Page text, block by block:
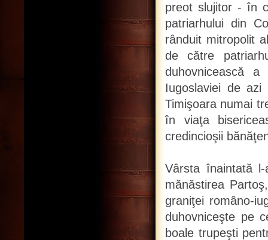
preot slujitor - în
patriarhului din
rânduit mitropolit
de către
duhovnicească a
Iugoslaviei de
Timişoara numai
în viaţa
credincioşii
Vârsta înaintată
mănăstirea
graniţei româno-
duhovniceşte pe
boale trupeşti